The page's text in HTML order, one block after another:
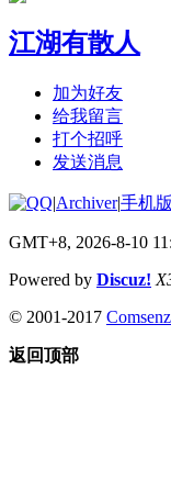
江湖有散人
加为好友
给我留言
打个招呼
发送消息
|Archiver|手机版
GMT+8, 2026-8-10
Powered by Discuz!
© 2001-2017
返回顶部